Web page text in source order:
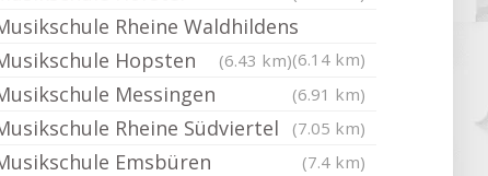
Rheine Waldhildens
(6.14 km)
Hopsten (6.43 km)
Messingen (6.91 km)
Rheine Südviertel (7.05 km)
Emsbüren (7.4 km)